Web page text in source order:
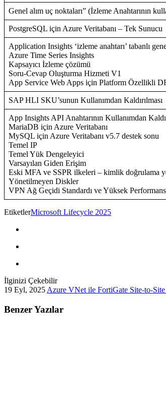
Genel alım uç noktaları” (İzleme Anahtarının
PostgreSQL için Azure Veritabanı – Tek Sunucu
Application Insights ‘izleme anahtarı’ tabanlı
Azure Time Series Insights
Kapsayıcı İzleme çözümü
Soru-Cevap Oluşturma Hizmeti V1
App Service Web Apps için Platform Özellikli
SAP HLI SKU’sunun Kullanımdan Kaldırılması
App Insights API Anahtarının Kullanımdan
MariaDB için Azure Veritabanı
MySQL için Azure Veritabanı v5.7 destek sonu
Temel IP
Temel Yük Dengeleyici
Varsayılan Giden Erişim
Eski MFA ve SSPR ilkeleri – kimlik doğrulama
Yönetilmeyen Diskler
VPN Ağ Geçidi Standardı ve Yüksek
EtiketlerMicrosoft Lifecycle 2025
İlginizi Çekebilir
19 Eyl, 2025 Azure VNet ile FortiGate Site-to-Site
Benzer Yazılar